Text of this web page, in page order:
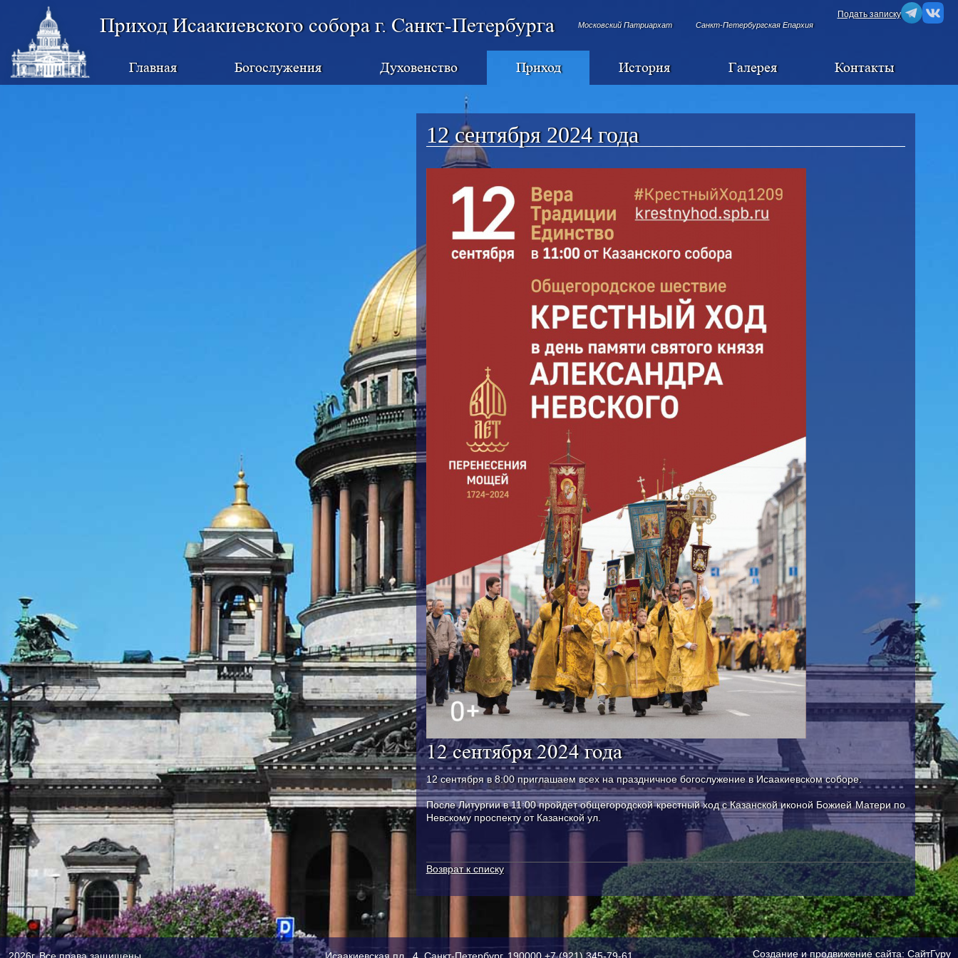
Приход Исаакиевского собора г. Санкт-Петербурга Московский Патриархат Санкт-Петербургская Епархия
Подать записку
Главная Богослужения Духовенство Приход История Галерея Контакты
12 сентября 2024 года
12 сентября 2024 года
12 сентября в 8:00 приглашаем всех на праздничное богослужение в Исаакиевском соборе.
После Литургии в 11:00 пройдет общегородской крестный ход с Казанской иконой Божией Матери по
Невскому проспекту от Казанской ул.
Возврат к списку
Создание и продвижение сайта: СайтГуру